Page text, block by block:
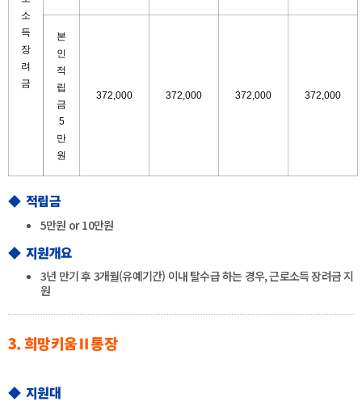
소
득
장
려
금
본
인
적
립
금
5
만
원
372,000 372,000 372,000 372,000
◆ 적립금
5만원 or 10만원
◆ 지원개요
3년 만기 후 3개월(유예기간) 이내 탈수급 하는 경우, 근로소득 장려금 지
원
3. 희망키움Ⅱ통장
◆ 지원대